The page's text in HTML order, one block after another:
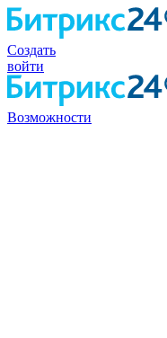
Создать
войти
Возможности